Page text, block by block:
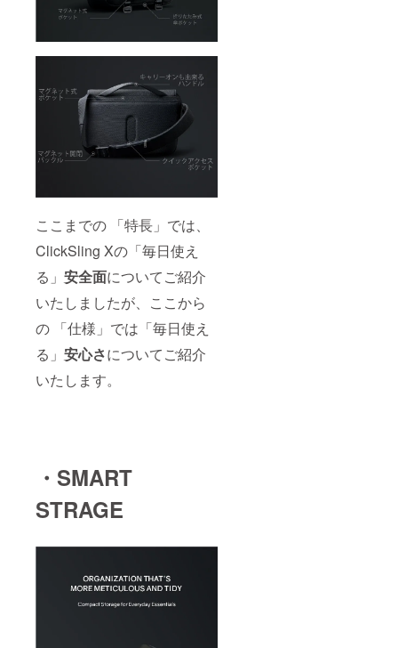
ここまでの 「特長」では、
ClickSling Xの「毎日使え
る」 安全面についてご紹介
いたしましたが、ここから
の 「仕様」では「毎日使え
る」 安心さについてご紹介
いたします。
・SMART
STRAGE